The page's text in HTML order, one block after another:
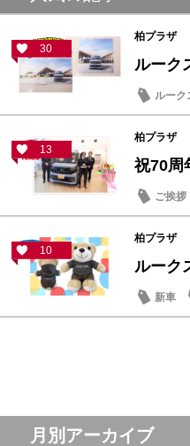
30
柏プラザ
ルーク
ルーク
13
柏プラザ
祝70周
ご挨拶
10
柏プラザ
ルーク
新車
月別アーカイブ